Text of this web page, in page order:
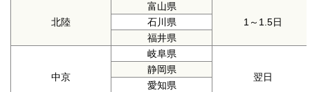
北陸
富山県
1～1.5日
石川県
福井県
中京
岐阜県
翌日
静岡県
愛知県